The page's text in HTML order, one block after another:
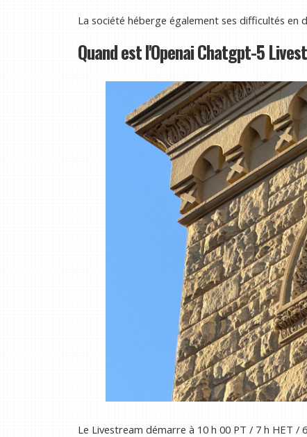
La société héberge également ses difficultés en
Quand est l'Openai Chatgpt-5
Le Livestream démarre à 10 h 00 PT / 7 h HET /